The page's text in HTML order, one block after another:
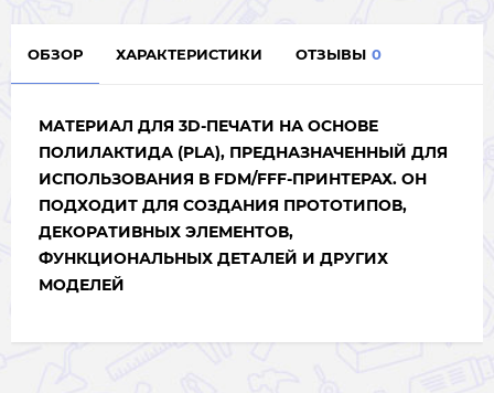
ОБЗОР ХАРАКТЕРИСТИКИ ОТЗЫВЫ 0
МАТЕРИАЛ ДЛЯ 3D-ПЕЧАТИ НА ОСНОВЕ
ПОЛИЛАКТИДА (PLA), ПРЕДНАЗНАЧЕННЫЙ ДЛЯ
ИСПОЛЬЗОВАНИЯ В FDM/FFF-ПРИНТЕРАХ. ОН
ПОДХОДИТ ДЛЯ СОЗДАНИЯ ПРОТОТИПОВ,
ДЕКОРАТИВНЫХ ЭЛЕМЕНТОВ,
ФУНКЦИОНАЛЬНЫХ ДЕТАЛЕЙ И ДРУГИХ
МОДЕЛЕЙ